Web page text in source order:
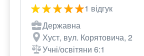
1 відгук
Державна
Хуст, вул. Корятовича, 2
Учні/освітяни 6:1